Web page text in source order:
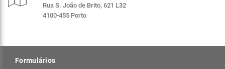
Rua S. João de Brito, 621 L32
4100-455 Porto
Formulários